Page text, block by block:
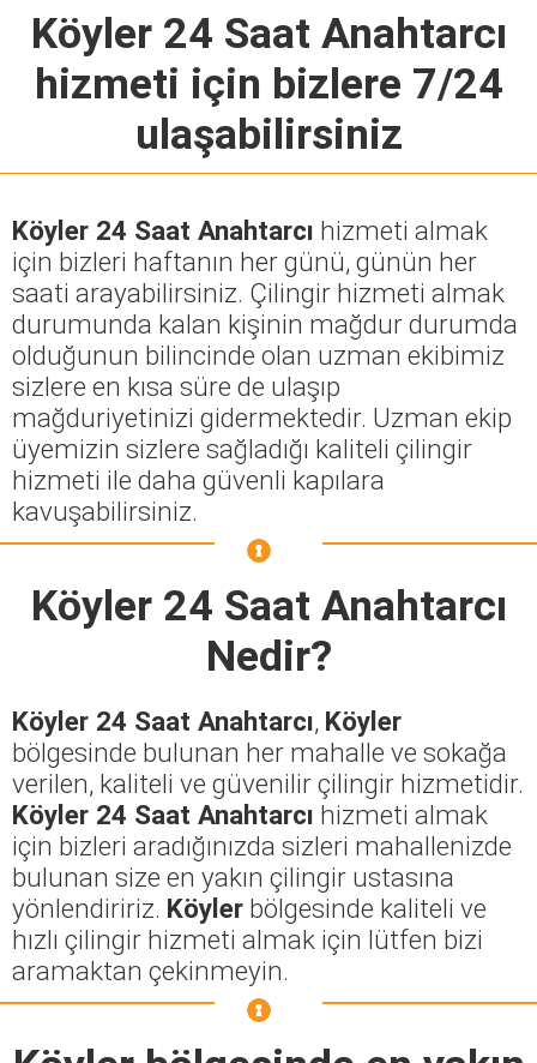
Köyler 24 Saat Anahtarcı
hizmeti için bizlere 7/24
ulaşabilirsiniz
Köyler 24 Saat Anahtarcı hizmeti almak
için bizleri haftanın her günü, günün her
saati arayabilirsiniz. Çilingir hizmeti almak
durumunda kalan kişinin mağdur durumda
olduğunun bilincinde olan uzman ekibimiz
sizlere en kısa süre de ulaşıp
mağduriyetinizi gidermektedir. Uzman ekip
üyemizin sizlere sağladığı kaliteli çilingir
hizmeti ile daha güvenli kapılara
kavuşabilirsiniz.
Köyler 24 Saat Anahtarcı
Nedir?
Köyler 24 Saat Anahtarcı, Köyler
bölgesinde bulunan her mahalle ve sokağa
verilen, kaliteli ve güvenilir çilingir hizmetidir.
Köyler 24 Saat Anahtarcı hizmeti almak
için bizleri aradığınızda sizleri mahallenizde
bulunan size en yakın çilingir ustasına
yönlendiririz. Köyler bölgesinde kaliteli ve
hızlı çilingir hizmeti almak için lütfen bizi
aramaktan çekinmeyin.